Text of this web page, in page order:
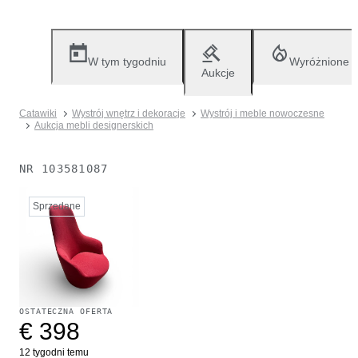
W tym tygodniu
Aukcje
Wyróżnione
Catawiki Wystrój wnętrz i dekoracje
Wystrój i meble nowoczesne
Aukcja mebli designerskich
NR 103581087
Sprzedane
OSTATECZNA OFERTA
€ 398
12 tygodni temu